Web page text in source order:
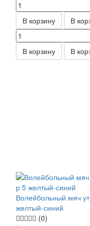
В корзину В
В корзину В
Волейбольный мяч
желтый-синий
(0)